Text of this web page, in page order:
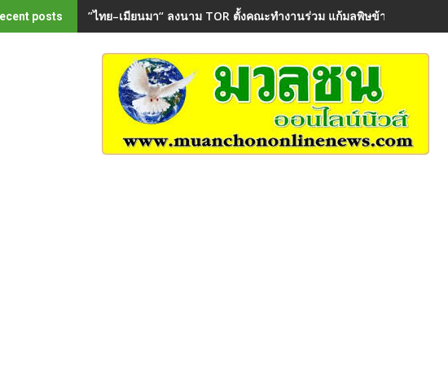
posts ”ไทย–เมียนมา“ ลงนาม TOR ตั้งคณะทำงานร่วม แก้มลพิษข้ามพรมแดน